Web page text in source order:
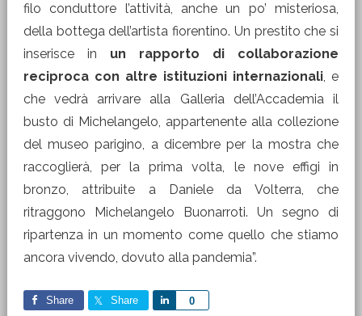
filo conduttore l’attività, anche un po’ misteriosa,
della bottega dell’artista fiorentino. Un prestito che si
inserisce in un rapporto di collaborazione
reciproca con altre istituzioni internazionali, e
che vedrà arrivare alla Galleria dell’Accademia il
busto di Michelangelo, appartenente alla collezione
del museo parigino, a dicembre per la mostra che
raccoglierà, per la prima volta, le nove effigi in
bronzo, attribuite a Daniele da Volterra, che
ritraggono Michelangelo Buonarroti. Un segno di
ripartenza in un momento come quello che stiamo
ancora vivendo, dovuto alla pandemia”.
Share Share 0
Share